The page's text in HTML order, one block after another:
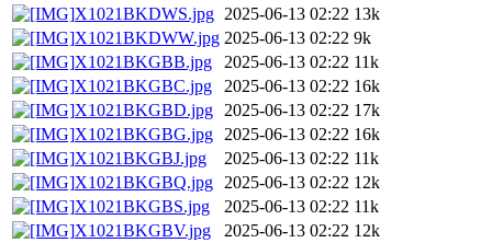
X1021BKDWS.jpg 2025-06-13 02:22 13k
X1021BKDWW.jpg 2025-06-13 02:22 9k
X1021BKGBB.jpg
2025-06-13 02:22 11k
X1021BKGBC.jpg
2025-06-13 02:22 16k
X1021BKGBD.jpg
2025-06-13 02:22 17k
X1021BKGBG.jpg
2025-06-13 02:22 16k
X1021BKGBJ.jpg
2025-06-13 02:22 11k
X1021BKGBQ.jpg
2025-06-13 02:22 12k
X1021BKGBS.jpg
2025-06-13 02:22 11k
X1021BKGBV.jpg
2025-06-13 02:22 12k